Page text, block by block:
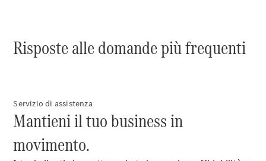
Tourer
Cabina
Doppia
Sprinter
Cassonato
Risposte alle domande più frequenti
Servizio di assistenza
Mantieni il tuo business in
movimento.